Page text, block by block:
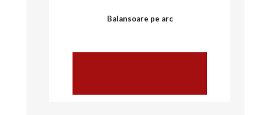
Balansoare pe arc